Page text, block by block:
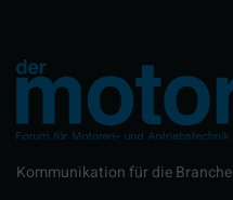
Kommunikation für die Branche